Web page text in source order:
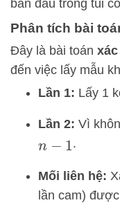
ban đầu trong túi
Phân tích bài
Đây là bài toán
đến việc lấy mẫu
Lần 1: Lấy 1
Lần 2: Vì
n−1 .
Mối liên hệ:
lần cam)